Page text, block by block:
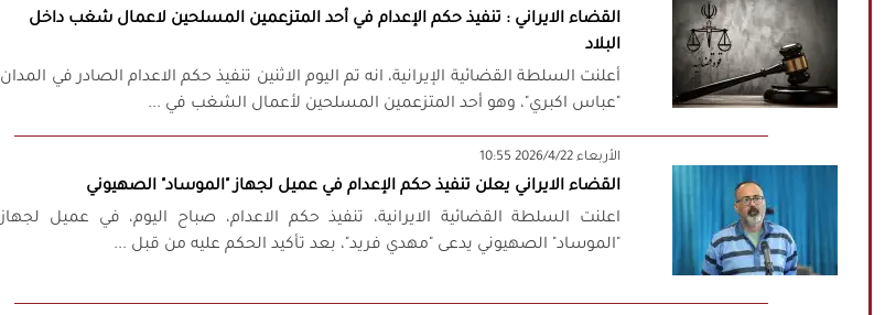
القضاء الايراني : تنفيذ حكم الإعدام في أحد المتزعمين المسلحين لاعمال شغب داخل
البلاد
أعلنت السلطة القضائية الإيرانية، انه تم اليوم الاثنين تنفيذ حكم الاعدام الصادر في المدان
"عباس اكبري"، وهو أحد المتزعمين المسلحين لأعمال الشغب في ...
‫‫الأربعاء‬‬ 2026/4/22 10:55
القضاء الايراني يعلن تنفيذ حكم الإعدام في عميل لجهاز "الموساد" الصهيوني
اعلنت السلطة القضائية الايرانية، تنفيذ حكم الاعدام، صباح اليوم، في عميل لجهاز
"الموساد" الصهيوني يدعى "مهدي فريد"، بعد تأكيد الحكم عليه من قبل ...